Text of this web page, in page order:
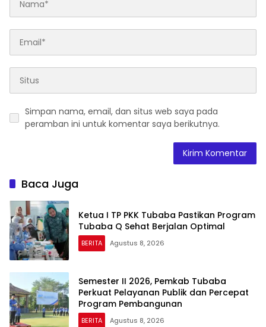
Simpan nama, email, dan situs web saya pada
peramban ini untuk komentar saya berikutnya.
Baca Juga
Ketua I TP PKK Tubaba Pastikan Program
Tubaba Q Sehat Berjalan Optimal
BERITA Agustus 8, 2026
Semester II 2026, Pemkab Tubaba
Perkuat Pelayanan Publik dan Percepat
Program Pembangunan
BERITA Agustus 8, 2026